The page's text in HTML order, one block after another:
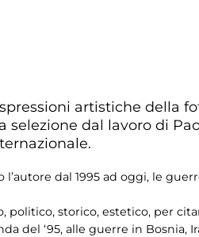
artistiche della
dal lavoro di
dal 1995 ad oggi, le
politico, storico, estetico, per
del ‘95, alle guerre in Bosnia,